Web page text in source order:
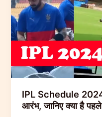
IPL Schedule
आरंभ, जानिए क्या है